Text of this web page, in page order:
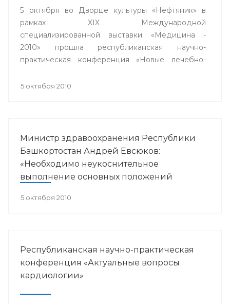
5 октября во Дворце культуры «Нефтяник» в
рамках XIX Международной
специализированной выставки «Медицина -
2010» прошла республиканская научно-
практическая конференция «Новые лечебно-
в пульмонологии».
5 октября 2010
Министр здравоохранения Республики
Башкортостан Андрей Евсюков:
«Необходимо неукоснительное
выполнение основных положений
5 октября 2010
Республиканская научно-практическая
конференция «Актуальные вопросы
кардиологии»